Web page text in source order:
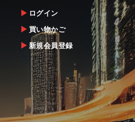
ログイン
買い物かご
新規会員登録